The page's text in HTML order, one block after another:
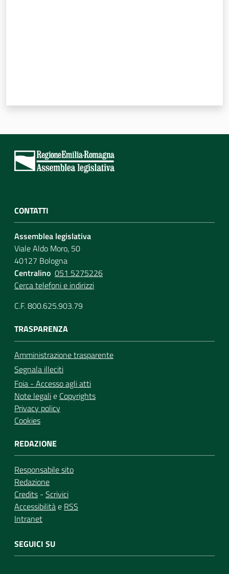
legislativa
Assemblea
Attività
Per i media
Per i cittadini
CONTATTI
Assemblea legislativa
Viale Aldo Moro, 50
40127 Bologna
Centralino 051 5275226
Cerca telefoni e indirizzi
C.F. 800.625.903.79
TRASPARENZA
Amministrazione trasparente
Segnala illeciti
Foia - Accesso agli atti
Note legalie Copyrights
Privacy policy
Cookies
REDAZIONE
Responsabile sito
Redazione
Credits - Scrivici
Accessibilitàe RSS
Intranet
SEGUICI SU